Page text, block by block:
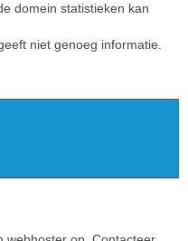
domein statistieken kan
niet genoeg informatie.